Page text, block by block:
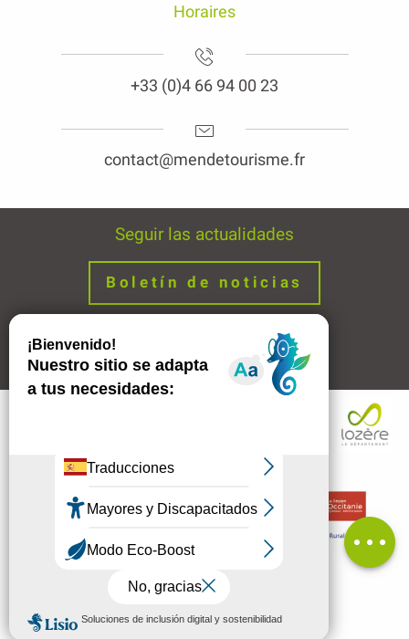
MENÚ
Horaires
+33 (0)4 66 94 00 23
contact@mendetourisme.fr
Seguir las actualidades
Boletín de noticias
Avisos legales Enlaces